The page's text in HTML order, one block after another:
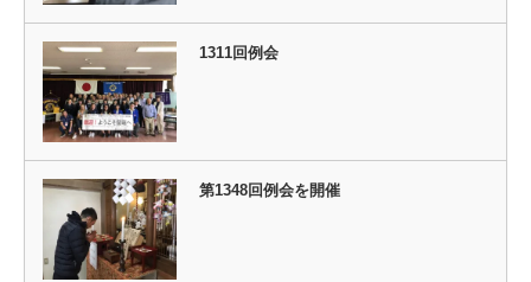
1311回例会
第1348回例会を開催